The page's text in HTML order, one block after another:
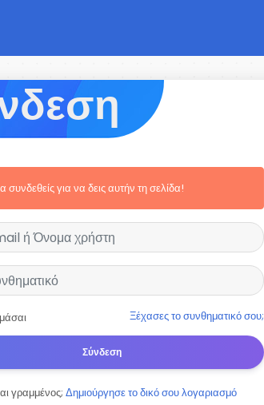
συνδεθείς για να δεις αυτήν τη σελίδα!
Ξέχασες το συνθηματικό σου;
Σύνδεση
γραμμένος; Δημιούργησε το δικό σου λογαριασμό